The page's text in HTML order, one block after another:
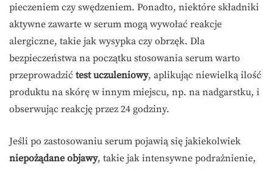
pieczeniem czy swędzeniem. Ponadto, niektóre składniki
aktywne zawarte w serum mogą wywołać reakcje
alergiczne, takie jak wysypka czy obrzęk. Dla
bezpieczeństwa na początku stosowania serum warto
przeprowadzić test uczuleniowy, aplikując niewielką ilość
produktu na skórę w innym miejscu, np. na nadgarstku, i
obserwując reakcję przez 24 godziny.
Jeśli po zastosowaniu serum pojawią się jakiekolwiek
niepożądane objawy, takie jak intensywne podrażnienie,